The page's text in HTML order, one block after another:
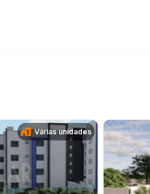
Várias unidades